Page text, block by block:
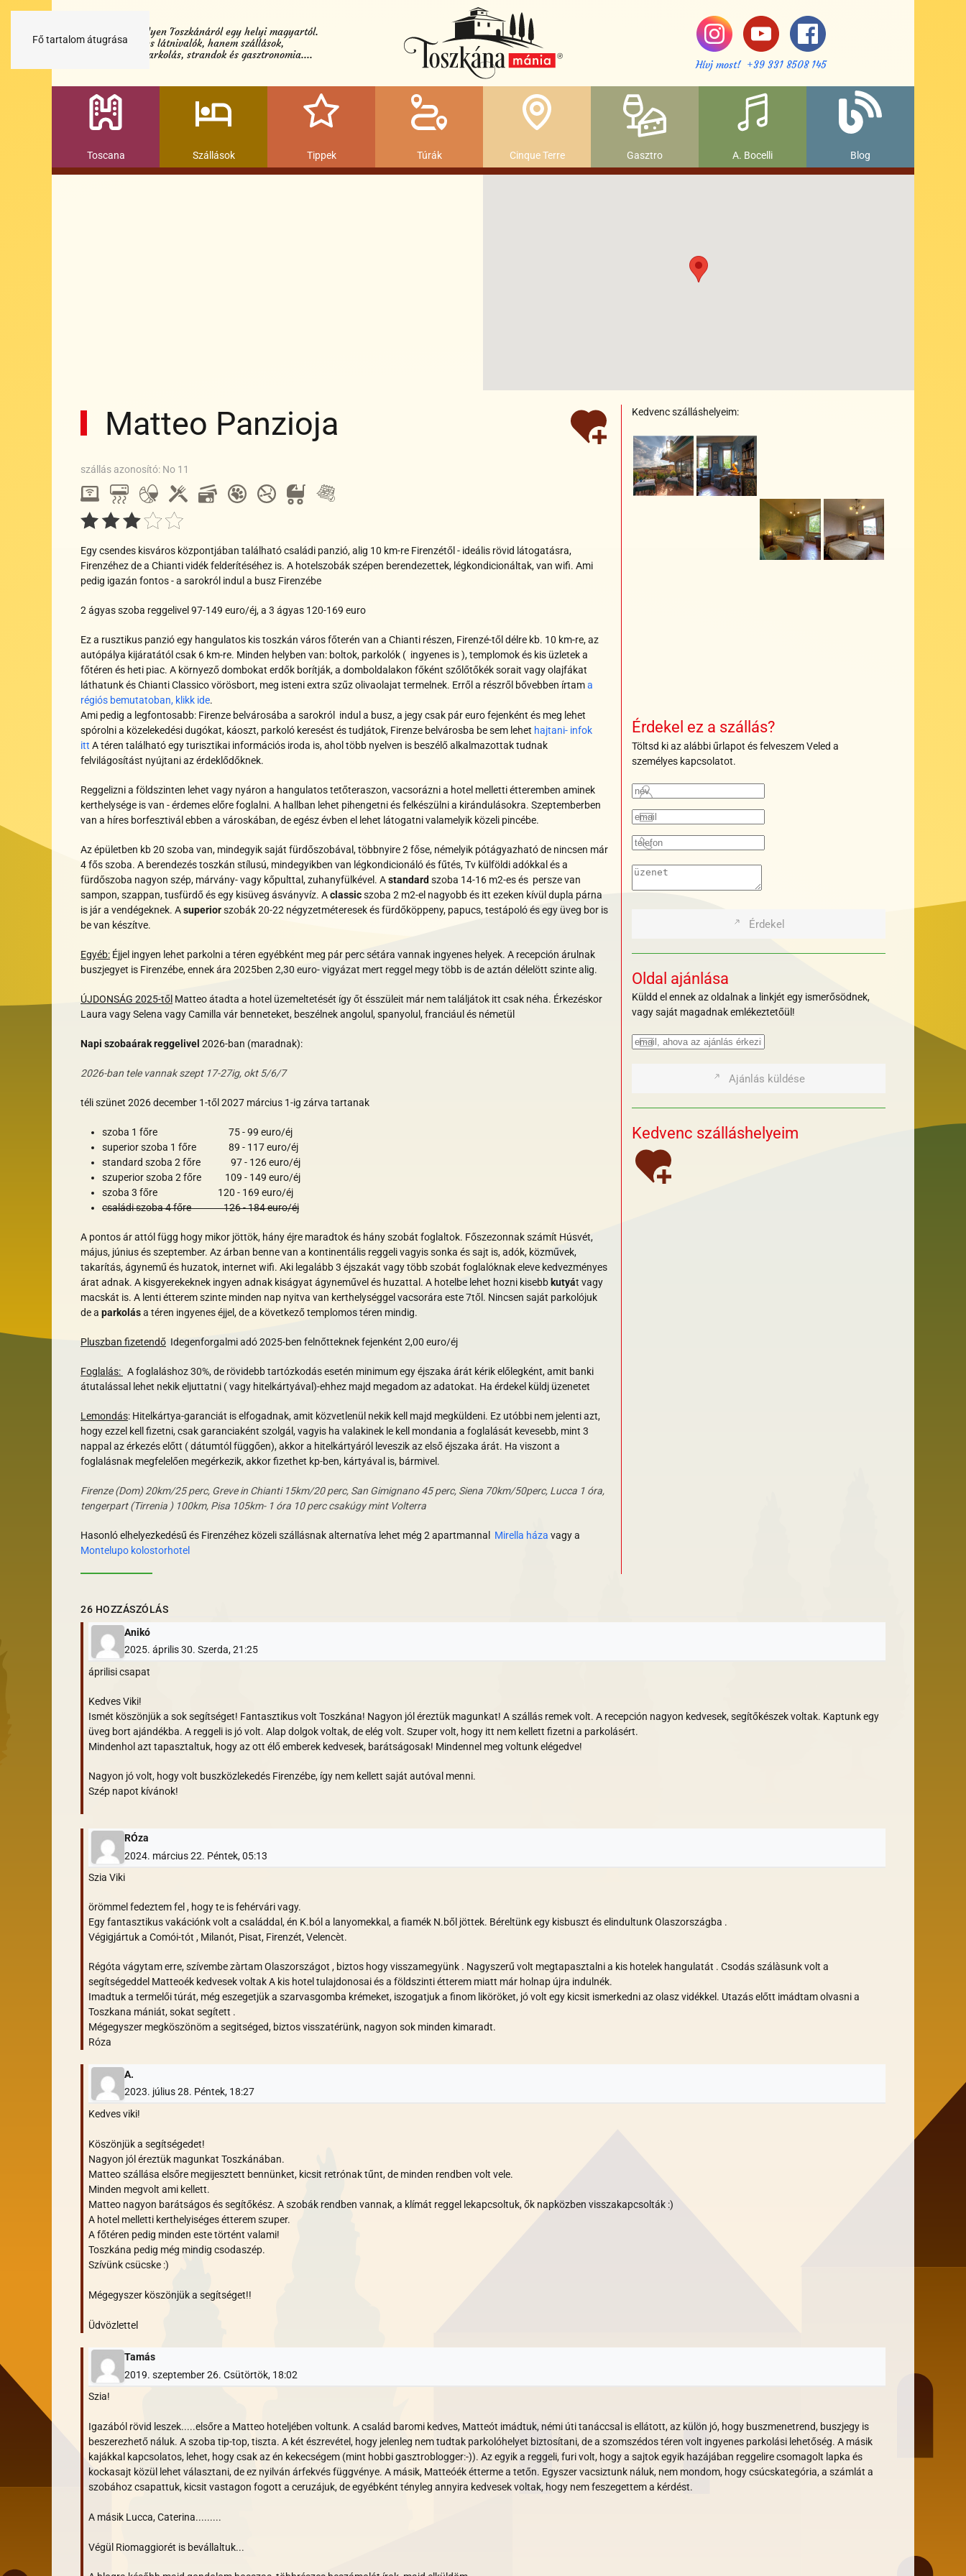
Fő tartalom átugrása
Minden egy helyen Toszkánáról egy helyi magyartól.
Nemcsak a híres látnivalók, hanem szállások,
múzeumok és parkolás, strandok és gasztronomia....
Hívj most! +39 331 8508 145
Toscana Szállások Tippek Túrák Cinque Terre Gasztro A. Bocelli Blog
Matteo Panzioja
szállás azonosító: No 11
Wi-
fi
Wi-
fi
Wi-
fi
Klíma
Klíma
Klíma
Reggeli
Reggeli
Reggeli
ÉtteremBankkártyaÁllatbarátNemdohányzó
Gyerekbarát
turnusos
Egy csendes kisváros központjában található családi panzió, alig 10 km-re Firenzétől - ideális rövid látogatásra,
Firenzéhez de a Chianti vidék felderítéséhez is. A hotelszobák szépen berendezettek, légkondicionáltak, van wifi. Ami
pedig igazán fontos - a sarokról indul a busz Firenzébe
2 ágyas szoba reggelivel 97-149 euro/éj, a 3 ágyas 120-169 euro
Ez a rusztikus panzió egy hangulatos kis toszkán város főterén van a Chianti részen, Firenzé-től délre kb. 10 km-re, az
autópálya kijáratától csak 6 km-re. Minden helyben van: boltok, parkolók ( ingyenes is ), templomok és kis üzletek a
főtéren és heti piac. A környező dombokat erdők borítják, a domboldalakon főként szőlőtőkék sorait vagy olajfákat
láthatunk és Chianti Classico vörösbort, meg isteni extra szűz olivaolajat termelnek. Erről a részről bővebben írtama
régiós bemutatoban, klikk ide.
Ami pedig a legfontosabb: Firenze belvárosába a sarokról indul a busz, a jegy csak pár euro fejenként és meg lehet
spórolni a közelekedési dugókat, káoszt, parkoló keresést és tudjátok, Firenze belvárosba be sem lehet hajtani- infok
itt A téren található egy turisztikai információs iroda is, ahol több nyelven is beszélő alkalmazottak tudnak
felvilágosítást nyújtani az érdeklődőknek.
Reggelizni a földszinten lehet vagy nyáron a hangulatos tetőteraszon, vacsorázni a hotel melletti étteremben aminek
kerthelysége is van - érdemes előre foglalni. A hallban lehet pihengetni és felkészülni a kirándulásokra. Szeptemberben
van a híres borfesztivál ebben a városkában, de egész évben el lehet látogatni valamelyik közeli pincébe.
Az épületben kb 20 szoba van, mindegyik saját fürdőszobával, többnyire 2 főse, némelyik pótágyazható de nincsen már
4 fős szoba. A berendezés toszkán stílusú, mindegyikben van légkondicionáló és fűtés, Tv külföldi adókkal és a
fürdőszoba nagyon szép, márvány- vagy kőpulttal, zuhanyfülkével. Astandard szoba 14-16 m2-es és persze van
sampon, szappan, tusfürdő és egy kisüveg ásványvíz. Aclassicszoba 2 m2-el nagyobb és itt ezeken kívül dupla párna
is jár a vendégeknek. Asuperiorszobák 20-22 négyzetméteresek és fürdőköppeny, papucs, testápoló és egy üveg bor is
be van készítve.
Egyéb: Éjjel ingyen lehet parkolni a téren egyébként meg pár perc sétára vannak ingyenes helyek. A recepción árulnak
buszjegyet is Firenzébe, ennek ára 2025ben 2,30 euro- vigyázat mert reggel megy több is de aztán délelött szinte alig.
ÚJDONSÁG 2025-től Matteo átadta a hotel üzemeltetését így őt ésszüleit már nem találjátok itt csak néha. Érkezéskor
Laura vagy Selena vagy Camilla vár benneteket, beszélnek angolul, spanyolul, franciául és németül
Napi szobaárak reggelivel 2026-ban (maradnak):
2026-ban tele vannak szept 17-27ig, okt 5/6/7
téli szünet 2026 december 1-től 2027 március 1-ig zárva tartanak
szoba 1 főre 75 - 99 euro/éj
superior szoba 1 főre 89 - 117 euro/éj
standard szoba 2 főre 97 - 126 euro/éj
szuperior szoba 2 főre 109 - 149 euro/éj
szoba 3 főre 120 - 169 euro/éj
családi szoba 4 főre 126 - 184 euro/éj
A pontos ár attól függ hogy mikor jöttök, hány éjre maradtok és hány szobát foglaltok. Főszezonnak számít Húsvét,
május, június és szeptember. Az árban benne van a kontinentális reggeli vagyis sonka és sajt is, adók, közművek,
takarítás, ágynemű és huzatok, internet wifi. Aki legalább 3 éjszakát vagy több szobát foglalóknak eleve kedvezményes
árat adnak. A kisgyerekeknek ingyen adnak kiságyat ágyneművel és huzattal. A hotelbe lehet hozni kisebb kutyát vagy
macskát is. A lenti étterem szinte minden nap nyitva van kerthelységgel vacsorára este 7től. Nincsen saját parkolójuk
de a parkolása téren ingyenes éjjel, de a következő templomos téren mindig.
Pluszban fizetendő Idegenforgalmi adó 2025-ben felnőtteknek fejenként 2,00 euro/éj
Foglalás: A foglaláshoz 30%, de rövidebb tartózkodás esetén minimum egy éjszaka árát kérik előlegként, amit banki
átutalással lehet nekik eljuttatni ( vagy hitelkártyával)-ehhez majd megadom az adatokat. Ha érdekel küldj üzenetet
Lemondás: Hitelkártya-garanciát is elfogadnak, amit közvetlenül nekik kell majd megküldeni. Ez utóbbi nem jelenti azt,
hogy ezzel kell fizetni, csak garanciaként szolgál, vagyis ha valakinek le kell mondania a foglalását kevesebb, mint 3
nappal az érkezés előtt ( dátumtól függően), akkor a hitelkártyáról leveszik az első éjszaka árát. Ha viszont a
foglalásnak megfelelően megérkezik, akkor fizethet kp-ben, kártyával is, bármivel.
Firenze (Dom) 20km/25 perc, Greve in Chianti 15km/20 perc, San Gimignano 45 perc, Siena 70km/50perc, Lucca 1 óra,
tengerpart (Tirrenia ) 100km, Pisa 105km- 1 óra 10 perc csakúgy mint Volterra
Hasonló elhelyezkedésű és Firenzéhez közeli szállásnak alternatíva lehet még 2 apartmannal Mirella háza vagy a
Montelupo kolostorhotel
Kedvenc szálláshelyeim:
+ +
+
+ +
Érdekel ez a szállás?
Töltsd ki az alábbi űrlapot és felveszem Veled a
személyes kapcsolatot.
Érdekel
Oldal ajánlása
Küldd el ennek az oldalnak a linkjét egy ismerősödnek,
vagy saját magadnak emlékeztetőül!
Ajánlás küldése
Kedvenc szálláshelyeim
26 HOZZÁSZÓLÁS
Anikó
2025. április 30. Szerda, 21:25
áprilisi csapat
Kedves Viki!
Ismét köszönjük a sok segítséget! Fantasztikus volt Toszkána! Nagyon jól éreztük magunkat! A szállás remek volt. A recepción nagyon kedvesek, segítőkészek voltak. Kaptunk egy
üveg bort ajándékba. A reggeli is jó volt. Alap dolgok voltak, de elég volt. Szuper volt, hogy itt nem kellett fizetni a parkolásért.
Mindenhol azt tapasztaltuk, hogy az ott élő emberek kedvesek, barátságosak! Mindennel meg voltunk elégedve!
Nagyon jó volt, hogy volt buszközlekedés Firenzébe, így nem kellett saját autóval menni.
Szép napot kívánok!
RÓza
2024. március 22. Péntek, 05:13
Szia Viki
örömmel fedeztem fel , hogy te is fehérvári vagy.
Egy fantasztikus vakációnk volt a családdal, én K.ból a lanyomekkal, a fiamék N.ből jöttek. Béreltünk egy kisbuszt és elindultunk Olaszországba .
Végigjártuk a Comói-tót , Milanót, Pisat, Firenzét, Velencèt.
Régóta vágytam erre, szívembe zàrtam Olaszországot , biztos hogy visszamegyünk . Nagyszerű volt megtapasztalni a kis hotelek hangulatát . Csodás szálàsunk volt a
segítségeddel Matteoék kedvesek voltak A kis hotel tulajdonosai és a földszinti étterem miatt már holnap újra indulnék.
Imadtuk a termelői túrát, még eszegetjük a szarvasgomba krémeket, iszogatjuk a finom liköröket, jó volt egy kicsit ismerkedni az olasz vidékkel. Utazás előtt imádtam olvasni a
Toszkana mániát, sokat segített .
Mégegyszer megköszönöm a segitséged, biztos visszatérünk, nagyon sok minden kimaradt.
Róza
A.
2023. július 28. Péntek, 18:27
Kedves viki!
Köszönjük a segítségedet!
Nagyon jól éreztük magunkat Toszkánában.
Matteo szállása elsőre megijesztett bennünket, kicsit retrónak tűnt, de minden rendben volt vele.
Minden megvolt ami kellett.
Matteo nagyon barátságos és segítőkész. A szobák rendben vannak, a klímát reggel lekapcsoltuk, ők napközben visszakapcsolták :)
A hotel melletti kerthelyiséges étterem szuper.
A főtéren pedig minden este történt valami!
Toszkána pedig még mindig csodaszép.
Szívünk csücske :)
Mégegyszer köszönjük a segítséget!!
Üdvözlettel
Tamás
2019. szeptember 26. Csütörtök, 18:02
Szia!
Igazából rövid leszek.....elsőre a Matteo hoteljében voltunk. A család baromi kedves, Matteót imádtuk, némi úti tanáccsal is ellátott, az külön jó, hogy buszmenetrend, buszjegy is
beszerezhető náluk. A szoba tip-top, tiszta. A két észrevétel, hogy jelenleg nem tudtak parkolóhelyet biztosítani, de a szomszédos téren volt ingyenes parkolási lehetőség. A másik
kajákkal kapcsolatos, lehet, hogy csak az én kekecségem (mint hobbi gasztroblogger:-)). Az egyik a reggeli, furi volt, hogy a sajtok egyik hazájában reggelire csomagolt lapka és
kockasajt közül lehet választani, de ez nyilván árfekvés függvénye. A másik, Matteóék étterme a tetőn. Egyszer vacsiztunk náluk, nem mondom, hogy csúcskategória, a számlát a
szobához csapattuk, kicsit vastagon fogott a ceruzájuk, de egyébként tényleg annyira kedvesek voltak, hogy nem feszegettem a kérdést.
A másik Lucca, Caterina.........
Végül Riomaggiorét is bevállaltuk...